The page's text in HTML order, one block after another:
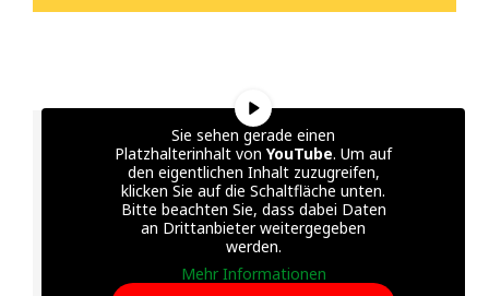
Sie sehen gerade einen
Platzhalterinhalt von YouTube. Um auf
den eigentlichen Inhalt zuzugreifen,
klicken Sie auf die Schaltfläche unten.
Bitte beachten Sie, dass dabei Daten
an Drittanbieter weitergegeben
werden.
Mehr Informationen